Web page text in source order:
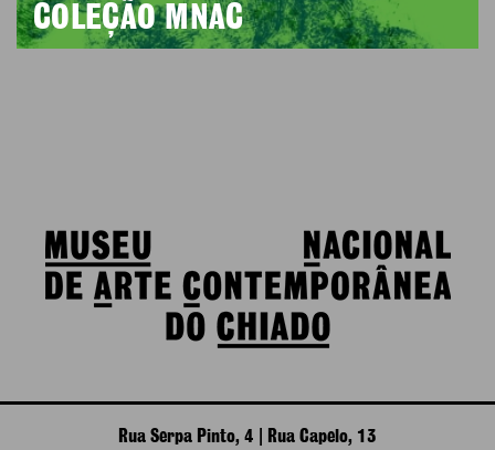
COLEÇÃO MNAC
Rua Serpa Pinto, 4 | Rua Capelo, 13